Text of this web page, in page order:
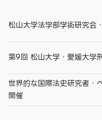
松山大学法学部学術研究会
第9回 松山大学・愛媛大学
世界的な国際法史研究者
開催